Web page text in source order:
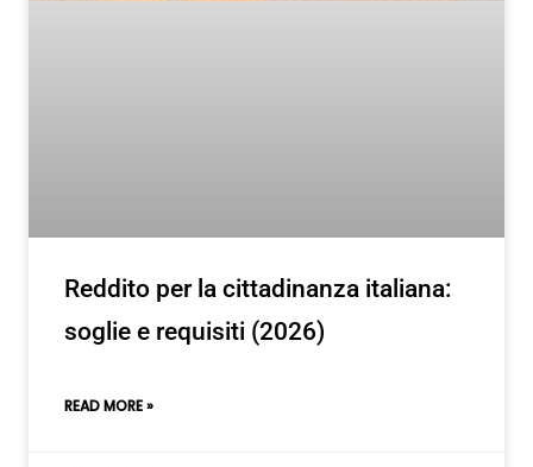
Reddito per la cittadinanza italiana:
soglie e requisiti (2026)
READ MORE »